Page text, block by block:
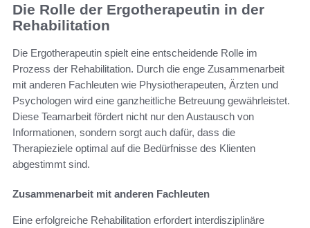
Die Rolle der Ergotherapeutin in der
Rehabilitation
Die Ergotherapeutin spielt eine entscheidende Rolle im
Prozess der Rehabilitation. Durch die enge Zusammenarbeit
mit anderen Fachleuten wie Physiotherapeuten, Ärzten und
Psychologen wird eine ganzheitliche Betreuung gewährleistet.
Diese Teamarbeit fördert nicht nur den Austausch von
Informationen, sondern sorgt auch dafür, dass die
Therapieziele optimal auf die Bedürfnisse des Klienten
abgestimmt sind.
Zusammenarbeit mit anderen Fachleuten
Eine erfolgreiche Rehabilitation erfordert interdisziplinäre